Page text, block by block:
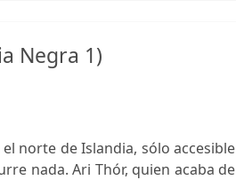
Negra 1)
norte de Islandia, sólo accesible
nada. Ari Thór, quien acaba de